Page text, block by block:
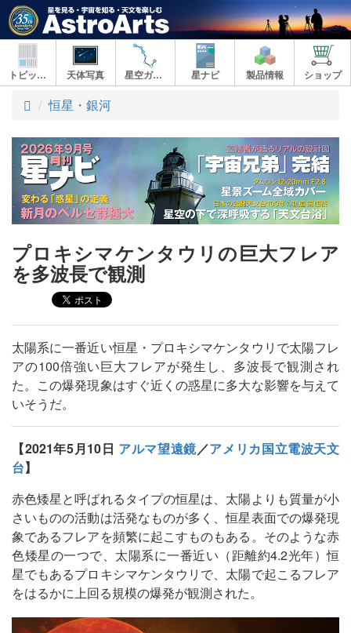
トピックス 天体写真 星空ガイド 星ナビ 製品情報 ショップ
ト
プ
恒星・銀河
プロキシマケンタウリの巨大フレア
を多波長で観測
太陽系に一番近い恒星・プロキシマケンタウリで太陽フレ
アの100倍強い巨大フレアが発生し、多波長で観測され
た。この爆発現象はすぐ近くの惑星に多大な影響を与えて
いそうだ。
【2021年5月10日 アルマ望遠鏡／アメリカ国立電波天文
台】
赤色矮星と呼ばれるタイプの恒星は、太陽よりも質量が小
さいものの活動は活発なものが多く、恒星表面での爆発現
象であるフレアを頻繁に起こすものもある。そのような赤
色矮星の一つで、太陽系に一番近い（距離約4.2光年）恒
星でもあるプロキシマケンタウリで、太陽で起こるフレア
をはるかに上回る規模の爆発が観測された。